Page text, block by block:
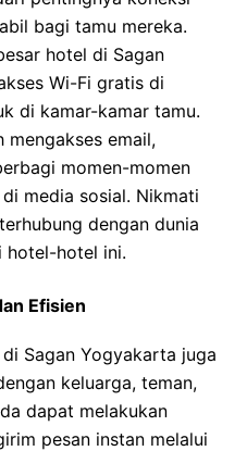
bagi tamu mereka.
hotel di Sagan
Wi-Fi gratis di
di kamar-kamar tamu.
mengakses email,
momen-momen
media sosial. Nikmati
dengan dunia
hotel-hotel ini.
Efisien
Sagan Yogyakarta juga
keluarga, teman,
dapat melakukan
pesan instan melalui